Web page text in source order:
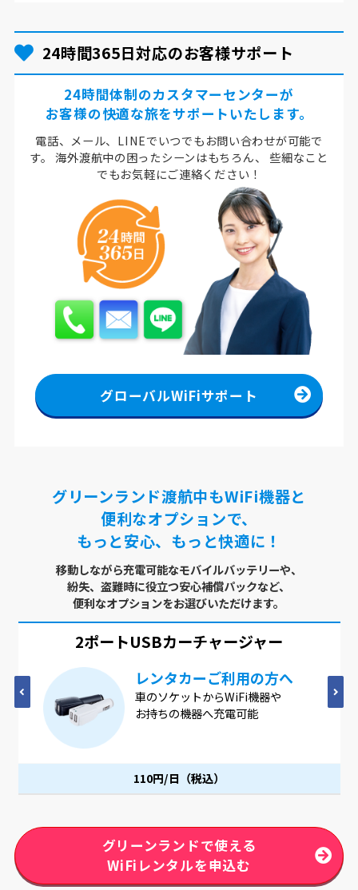
24時間365日対応のお客様サポート
24時間体制のカスタマーセンターが
お客様の快適な旅をサポートいたします。
電話、メール、LINEでいつでもお問い合わせが可能で
す。
海外渡航中の困ったシーンはもちろん、
些細なこと
でもお気軽にご連絡ください！
グローバルWiFiサポート
グリーンランド渡航中もWiFi機器と
便利なオプションで、
もっと安心、もっと快適に！
移動しながら充電可能なモバイルバッテリーや、
紛失、盗難時に役立つ安心補償パックなど、
便利なオプションをお選びいただけます。
USBx4ポートACアダプター
4つのUSBポートが1つに
4つのUSBポートが1つになった
ACアダプター。1つのコンセントで
110円/日（税込）
グリーンランドで使える
WiFiレンタルを申込む